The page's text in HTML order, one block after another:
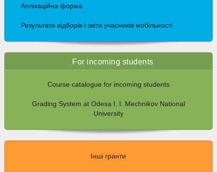
Аплікаційна форма
Результати відборів і звіти учасників мобільності
For incoming students
Course catalogue for incoming students
Grading System at Odesa I. I. Mechnikov National
University
Інші гранти